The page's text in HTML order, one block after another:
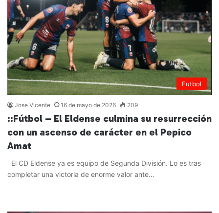
Futbol
Jose Vicente 16 de mayo de 2026 209
::Fútbol – El Eldense culmina su resurrección
con un ascenso de carácter en el Pepico
Amat
El CD Eldense ya es equipo de Segunda División. Lo es tras
completar una victoria de enorme valor ante…